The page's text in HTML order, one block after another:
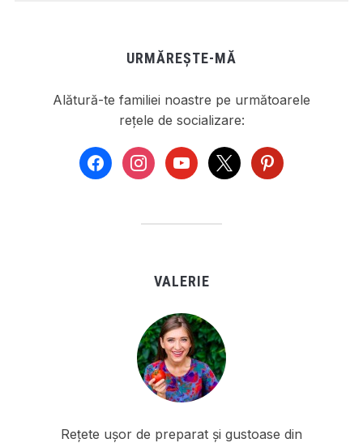
URMĂREȘTE-MĂ
Alătură-te familiei noastre pe următoarele
rețele de socializare:
facebookinstagramyoutube
x pinterest
VALERIE
Rețete ușor de preparat și gustoase din